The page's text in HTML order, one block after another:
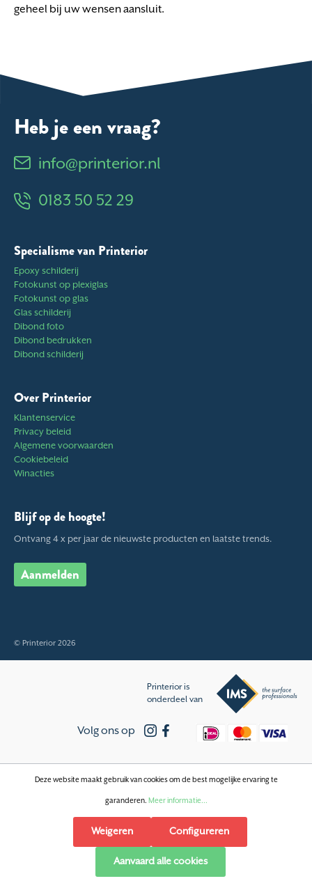
geheel bij uw wensen aansluit.
Heb je een vraag?
info@printerior.nl
0183 50 52 29
Specialisme van Printerior
Epoxy schilderij
Fotokunst op plexiglas
Fotokunst op glas
Glas schilderij
Dibond foto
Dibond bedrukken
Dibond schilderij
Over Printerior
Klantenservice
Privacy beleid
Algemene voorwaarden
Cookiebeleid
Winacties
Blijf op de hoogte!
Ontvang 4 x per jaar de nieuwste producten en laatste trends.
Aanmelden
© Printerior 2026
Printerior is
onderdeel van
Volg ons op
Deze website maakt gebruik van cookies om de best mogelijke ervaring te
garanderen. Meer informatie...
Weigeren Configureren
Aanvaard alle cookies